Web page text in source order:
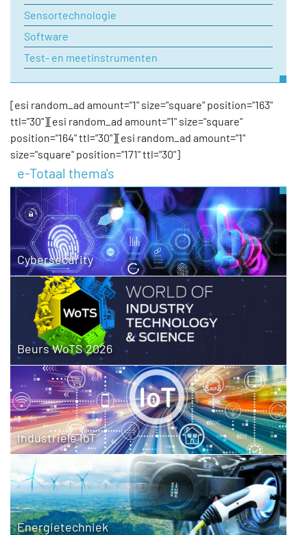
Sensortechnologie
Software
Test- en meetinstrumenten
[esi random_ad amount="1" size="square" position="163"
ttl="30"][esi random_ad amount="1" size="square"
position="164" ttl="30"][esi random_ad amount="1"
size="square" position="171" ttl="30"]
e-Totaal thema's
Cybersecurity
Beurs WoTS 2026
Industriële IoT
Energietechniek